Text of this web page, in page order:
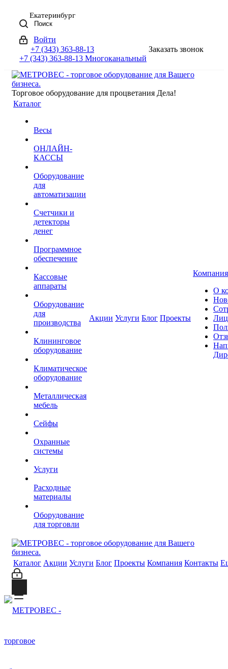
Екатеринбург
Поиск
Войти
+7 (343) 363-88-13
+7 (343) 363-88-13 Многоканальный
Заказать звонок
Торговое оборудование для процветания Дела!
Каталог
Весы
ОНЛАЙН-
КАССЫ
Оборудование
для
автоматизации
Счетчики и
детекторы
денег
Программное
обеспечение
Кассовые
аппараты
Оборудование
для
производства
Клининговое
оборудование
Климатическое
оборудование
Металлическая
мебель
Сейфы
Охранные
системы
Услуги
Расходные
материалы
Оборудование
для торговли
Акции Услуги Блог Проекты
Компания
О
Каталог Акции Услуги Блог Проекты Компания Контакты